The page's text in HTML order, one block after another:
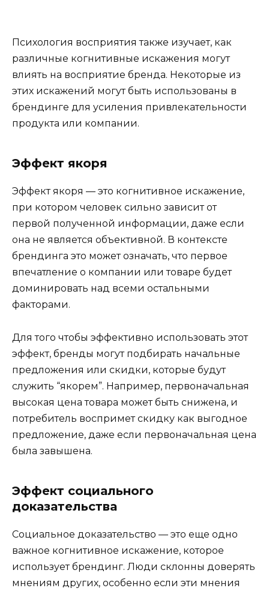
Психология восприятия также изучает, как
различные когнитивные искажения могут
влиять на восприятие бренда. Некоторые из
этих искажений могут быть использованы в
брендинге для усиления привлекательности
продукта или компании.
Эффект якоря
Эффект якоря — это когнитивное искажение,
при котором человек сильно зависит от
первой полученной информации, даже если
она не является объективной. В контексте
брендинга это может означать, что первое
впечатление о компании или товаре будет
доминировать над всеми остальными
факторами.
Для того чтобы эффективно использовать этот
эффект, бренды могут подбирать начальные
предложения или скидки, которые будут
служить “якорем”. Например, первоначальная
высокая цена товара может быть снижена, и
потребитель воспримет скидку как выгодное
предложение, даже если первоначальная цена
была завышена.
Эффект социального
доказательства
Социальное доказательство — это еще одно
важное когнитивное искажение, которое
использует брендинг. Люди склонны доверять
мнениям других, особенно если эти мнения